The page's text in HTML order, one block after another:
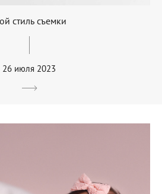
стиль съемки
26 июля 2023